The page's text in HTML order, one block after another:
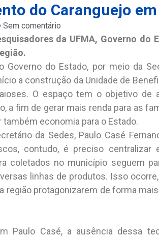
do Caranguejo
Sem comentário
da UFMA, Governo do
Governo do Estado, por meio da
a construção da Unidade de
O espaço tem o objetivo de
a fim de gerar mais renda para as
também economia para o Estado.
da Sedes, Paulo Casé
contudo, é preciso centralizar
coletados no município seguem
linhas de produtos. Isso
região protagonizarem de forma
Paulo Casé, a ausência dessa